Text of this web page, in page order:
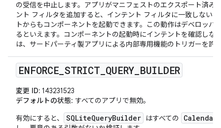
の受信を中止します。アプリがマニフェストのエクスポート済み
ント フィルタを追加すると、インテント フィルタに一致しない
トからもコンポーネントを起動できます。この動作はデベロッパ
るといえます。コンポーネントの起動時にインテントを確認しな
は、サードパーティ製アプリによる内部専用機能のトリガーを許
ENFORCE STRICT QUERY BUILDER
変更 ID: 143231523
デフォルトの状態: すべてのアプリで無効。
有効にすると、
SQLiteQueryBuilder はすべての